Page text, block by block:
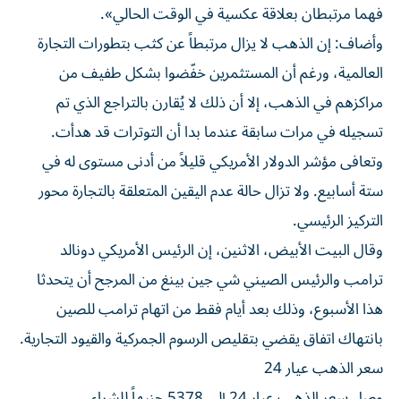
فهما مرتبطان بعلاقة عكسية في الوقت الحالي».
وأضاف: إن الذهب لا يزال مرتبطاً عن كثب بتطورات التجارة
العالمية، ورغم أن المستثمرين خفّضوا بشكل طفيف من
مراكزهم في الذهب، إلا أن ذلك لا يُقارن بالتراجع الذي تم
تسجيله في مرات سابقة عندما بدا أن التوترات قد هدأت.
وتعافى مؤشر الدولار الأمريكي قليلاً من أدنى مستوى له في
ستة أسابيع. ولا تزال حالة عدم اليقين المتعلقة بالتجارة محور
التركيز الرئيسي.
وقال البيت الأبيض، الاثنين، إن الرئيس الأمريكي دونالد
ترامب والرئيس الصيني شي جين بينغ من المرجح أن يتحدثا
هذا الأسبوع، وذلك بعد أيام فقط من اتهام ترامب للصين
بانتهاك اتفاق يقضي بتقليص الرسوم الجمركية والقيود التجارية.
سعر الذهب عيار 24